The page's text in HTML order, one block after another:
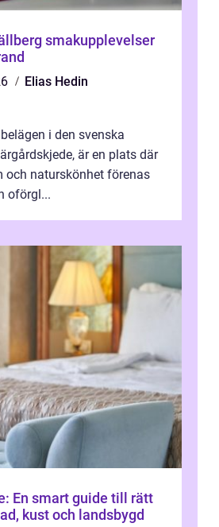
Elias Hedin
i den svenska
är en plats där
och naturskönhet förenas
oförgl...
En smart guide till rätt
kust och landsbygd